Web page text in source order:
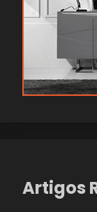
Artigos